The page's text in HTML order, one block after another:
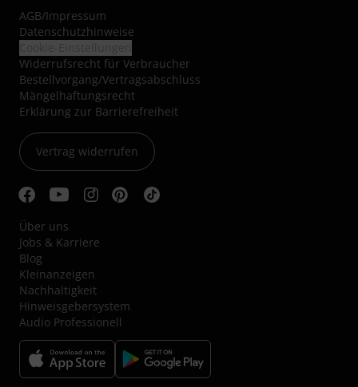
AGB/Impressum
Datenschutzhinweise
Widerrufsrecht für Verbraucher
Bestellvorgang/Vertragsabschluss
Mängelhaftungsrecht
Erklärung zur Barrierefreiheit
Vertrag widerrufen
Über uns
Jobs & Karriere
Blog
Kleinanzeigen
Nachhaltigkeit
Hinweisgebersystem
Audio Professionell